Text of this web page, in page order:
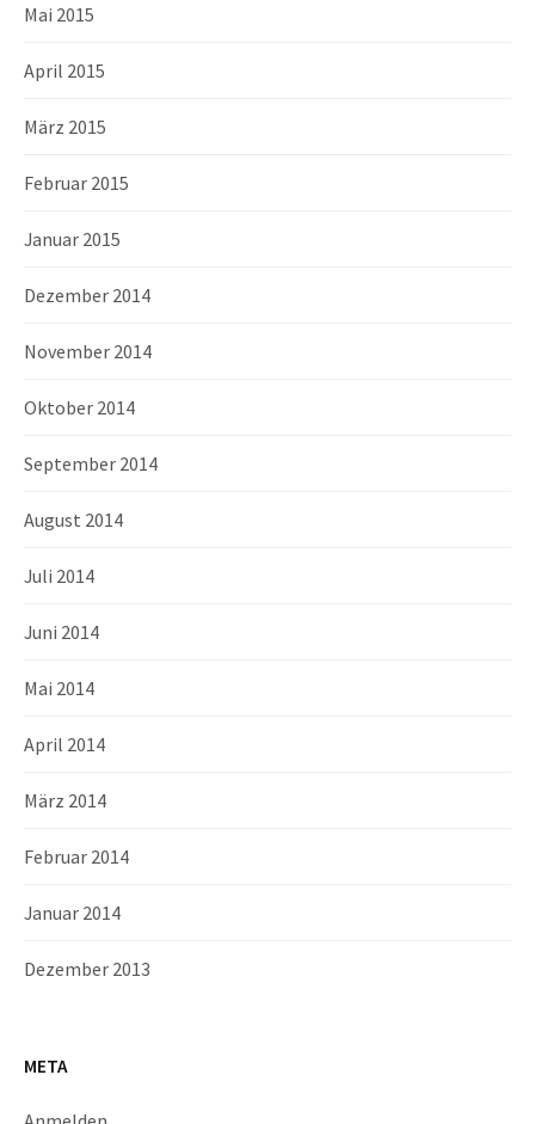
Mai 2015
April 2015
März 2015
Februar 2015
Januar 2015
Dezember 2014
November 2014
Oktober 2014
September 2014
August 2014
Juli 2014
Juni 2014
Mai 2014
April 2014
März 2014
Februar 2014
Januar 2014
Dezember 2013
META